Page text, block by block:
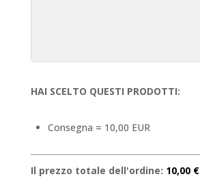
HAI SCELTO QUESTI PRODOTTI:
Consegna = 10,00 EUR
Il prezzo totale dell'ordine: 10,00 €